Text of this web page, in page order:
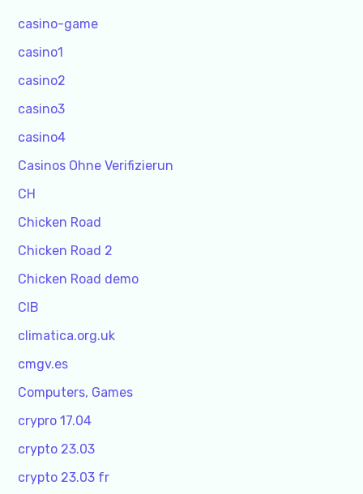
casino-game
casino1
casino2
casino3
casino4
Casinos Ohne Verifizierun
CH
Chicken Road
Chicken Road 2
Chicken Road demo
CIB
climatica.org.uk
cmgv.es
Computers, Games
crypro 17.04
crypto 23.03
crypto 23.03 fr